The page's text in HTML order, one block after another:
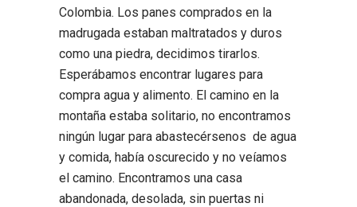
Colombia. Los panes comprados en la
madrugada estaban maltratados y duros
como una piedra, decidimos tirarlos.
Esperábamos encontrar lugares para
compra agua y alimento. El camino en la
montaña estaba solitario, no encontramos
ningún lugar para abastecérsenos de agua
y comida, había oscurecido y no veíamos
el camino. Encontramos una casa
abandonada, desolada, sin puertas ni